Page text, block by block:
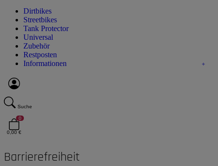
Dirtbikes
Streetbikes
Tank Protector
Universal
Zubehör
Restposten
Informationen
Suche
0
0,00 €
Barrierefreiheit